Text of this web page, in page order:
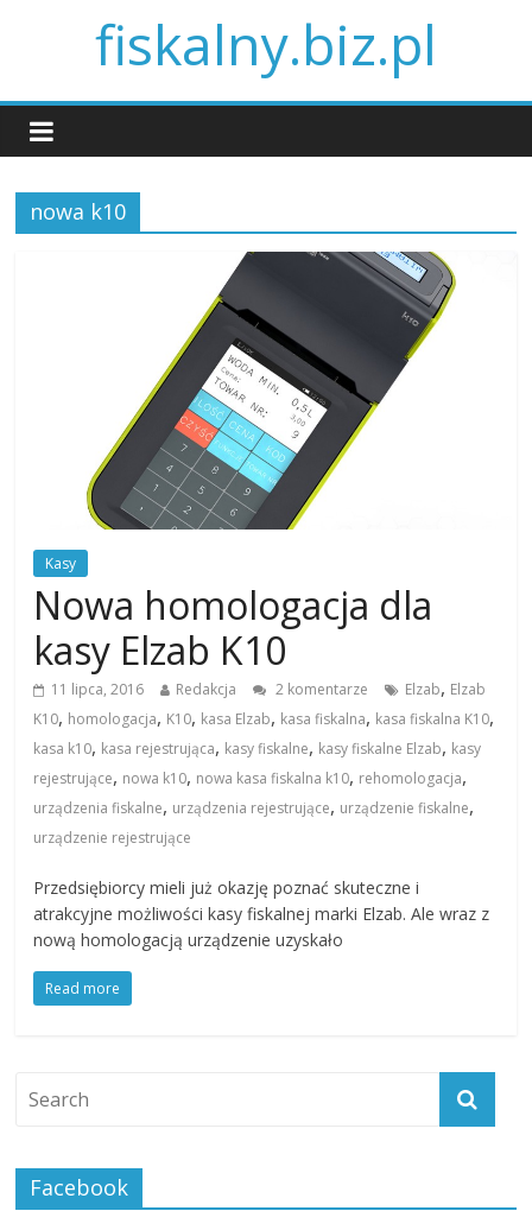
fiskalny.biz.pl
nowa k10
Kasy
Nowa homologacja dla
kasy Elzab K10
11 lipca, 2016 Redakcja 2 komentarze Elzab, Elzab
K10, homologacja, K10, kasa Elzab, kasa fiskalna, kasa fiskalna K10,
kasa k10, kasa rejestrująca, kasy fiskalne, kasy fiskalne Elzab, kasy
rejestrujące, nowa k10, nowa kasa fiskalna k10, rehomologacja,
urządzenia fiskalne, urządzenia rejestrujące, urządzenie fiskalne,
urządzenie rejestrujące
Przedsiębiorcy mieli już okazję poznać skuteczne i
atrakcyjne możliwości kasy fiskalnej marki Elzab. Ale wraz z
nową homologacją urządzenie uzyskało
Read more
Facebook